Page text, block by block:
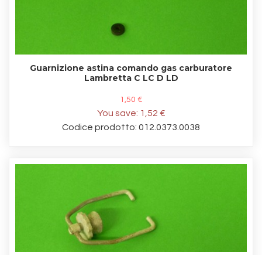
Guarnizione astina comando gas carburatore
Lambretta C LC D LD
1,50 €
You save: 1,52 €
Codice prodotto: 012.0373.0038